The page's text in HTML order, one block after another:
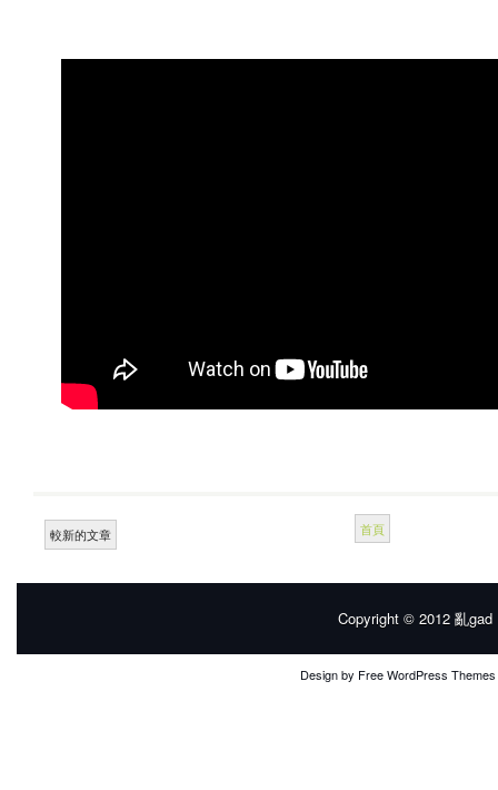
較新的文章 首頁
Copyright © 2012 亂gad
Design by Free WordPress Themes